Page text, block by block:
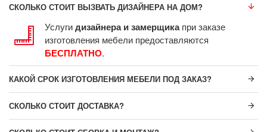
СКОЛЬКО СТОИТ ВЫЗВАТЬ ДИЗАЙНЕРА НА ДОМ?
Услугидизайнера и замерщикапри заказе
изготовления мебели предоставляются
БЕСПЛАТНО.
КАКОЙ СРОК ИЗГОТОВЛЕНИЯ МЕБЕЛИ ПОД ЗАКАЗ?
СКОЛЬКО СТОИТ ДОСТАВКА?